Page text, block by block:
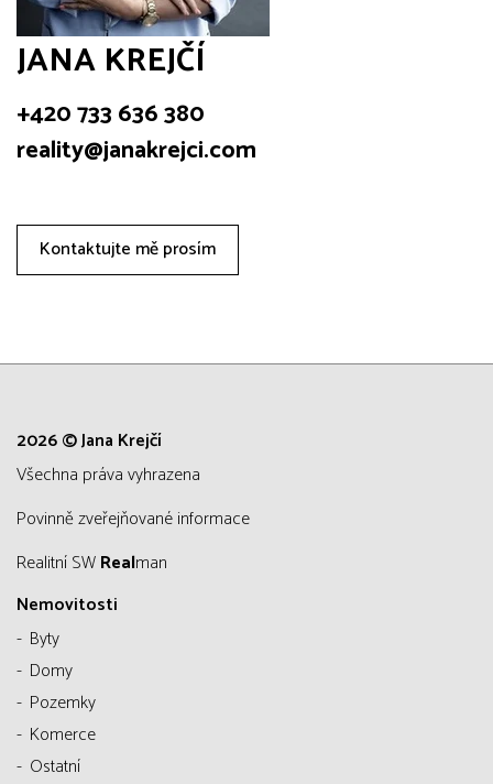
JANA KREJČÍ
+420 733 636 380
reality@janakrejci.com
Kontaktujte mě prosím
2026 © Jana Krejčí
všechna práva vyhrazena
Povinně zveřejňované informace
Realitní SWRealman
Nemovitosti
Byty
Domy
Pozemky
Komerce
Ostatní